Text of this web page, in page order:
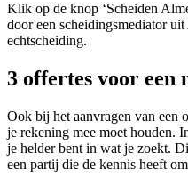
Klik op de knop ‘Scheiden
door een scheidingsmediator
echtscheiding.
3 offertes voor
Ook bij het aanvragen van een
je rekening mee moet houden.
je helder bent in wat je zoekt.
een partij die de kennis heeft